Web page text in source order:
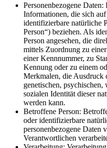
Personenbezogene
Informationen, die sich
identifizierbare natürliche
Person“) beziehen. Als
Person angesehen, die
mittels Zuordnung zu
einer Kennnummer, zu
Kennung oder zu einem
Merkmalen, die Ausdruck
genetischen,
sozialen Identität dieser
werden kann.
Betroffene Person:
oder identifizierbare
personenbezogene Daten
Verantwortlichen